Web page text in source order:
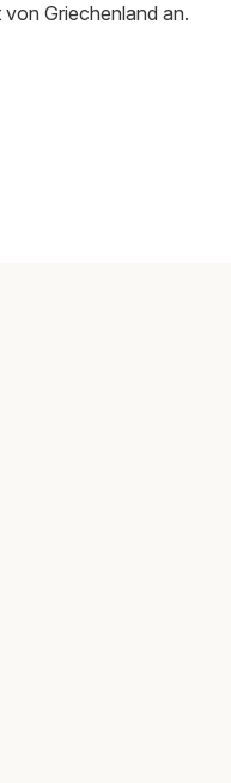
Griechenland an.